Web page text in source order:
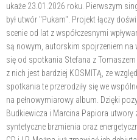
ukaże 23.01.2026 roku. Pierwszym
był utwór "Pukam". Projekt łączy
scenie od lat z współczesnymi
są nowym, autorskim spojrzeniem na
się od spotkania Stefana z
z nich jest bardziej KOSMITĄ, ze
spotkania te przerodziły się we
na pełnowymiarowy album. Dzięki
Budkiewicza i Marcina Papiora utwory
syntetyczne brzmienia oraz